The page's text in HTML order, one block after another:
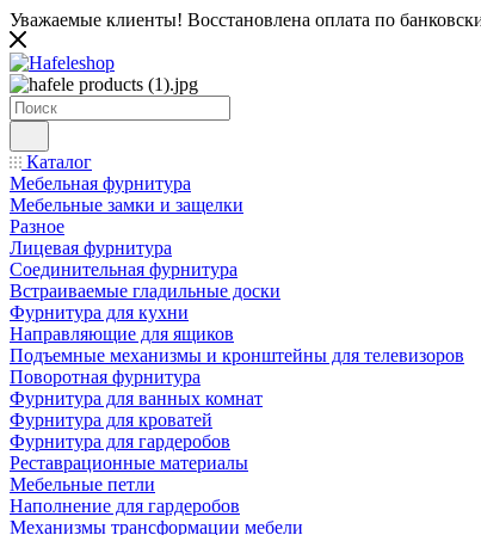
Уважаемые клиенты! Восстановлена оплата по
Каталог
Мебельная фурнитура
Мебельные замки и защелки
Разное
Лицевая фурнитура
Соединительная фурнитура
Встраиваемые гладильные доски
Фурнитура для кухни
Направляющие для ящиков
Подъемные механизмы и кронштейны для телевизоров
Поворотная фурнитура
Фурнитура для ванных комнат
Фурнитура для кроватей
Фурнитура для гардеробов
Реставрационные материалы
Мебельные петли
Наполнение для гардеробов
Механизмы трансформации мебели